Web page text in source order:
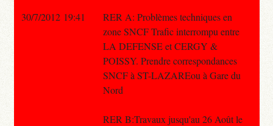
RER A: Problèmes techniques en
zone SNCF Trafic interrompu entre
LA DEFENSE et CERGY &
POISSY. Prendre correspondances
SNCF à ST-LAZAREou à Gare du
Nord
RER B:Travaux jusqu'au 26 Août le
30/7/2012 19:41